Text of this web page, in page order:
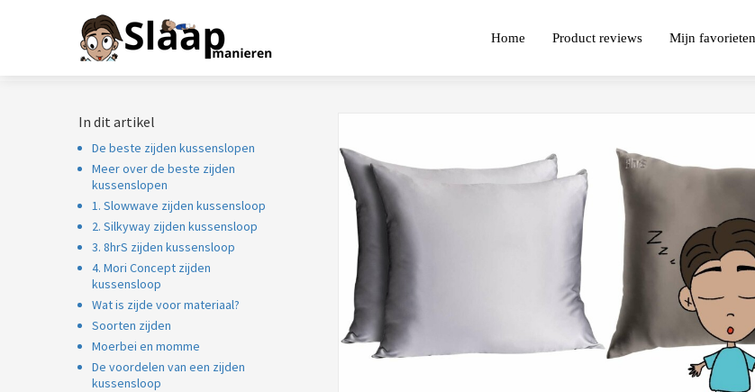
Home Product reviews Mijn favorieten
In dit artikel
De beste zijden kussenslopen
Meer over de beste zijden
kussenslopen
1. Slowwave zijden kussensloop
2. Silkyway zijden kussensloop
3. 8hrS zijden kussensloop
4. Mori Concept zijden
kussensloop
Wat is zijde voor materiaal?
Soorten zijden
Moerbei en momme
De voordelen van een zijden
kussensloop